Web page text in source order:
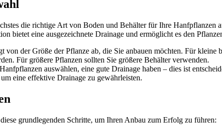
die richtige Art von Boden und Behälter für Ihre
bietet eine ausgezeichnete Drainage und ermöglicht es den
von der Größe der Pflanze ab, die Sie anbauen möchten. Für
Für größere Pflanzen sollten Sie größere Behälter verwenden.
auswählen, eine gute Drainage haben – dies ist
eine effektive Drainage zu gewährleisten.
grundlegenden Schritte, um Ihren Anbau zum Erfolg zu führen: